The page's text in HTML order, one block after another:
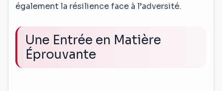
également la résilience face à l’adversité.
Une Entrée en Matière
Éprouvante